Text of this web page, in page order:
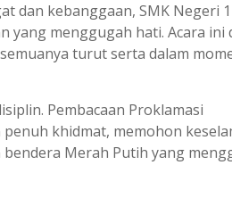
dan kebanggaan, SMK Negeri
yang menggugah hati. Acara ini
turut serta dalam
Pembacaan Proklamasi
khidmat, memohon
Merah Putih yang